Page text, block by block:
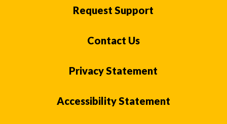
Request Support
Contact Us
Privacy Statement
Accessibility Statement